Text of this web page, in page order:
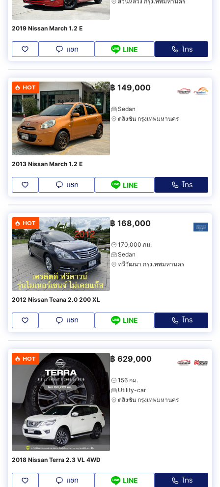
2019 Nissan March 1.2 E
แชท LINE โทร
HOT ฿ 149,000
Sedan
ตลิ่งชัน กรุงเทพมหานคร
2013 Nissan March 1.2 E
แชท LINE โทร
HOT ฿ 168,000
170,000 กม.
Sedan
ทวีวัฒนา กรุงเทพมหานคร
2012 Nissan Teana 2.0 200 XL
แชท LINE โทร
HOT ฿ 629,000
156 กม.
Utility-car
ตลิ่งชัน กรุงเทพมหานคร
2018 Nissan Terra 2.3 VL 4WD
แชท LINE โทร